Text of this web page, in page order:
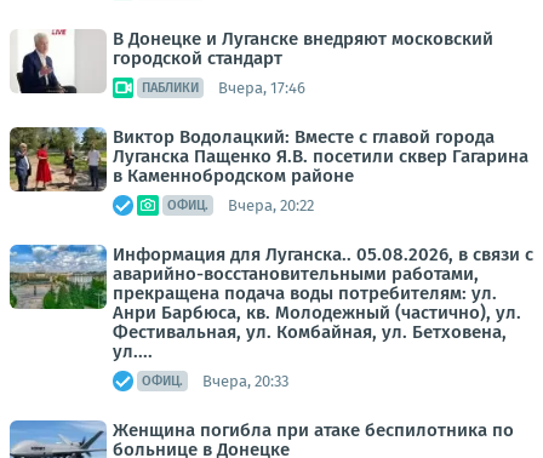
В Донецке и Луганске внедряют московский
городской стандарт
ПАБЛИКИ Вчера, 17:46
Виктор Водолацкий: Вместе с главой города
Луганска Пащенко Я.В. посетили сквер Гагарина
в Каменнобродском районе
ОФИЦ. Вчера, 20:22
Информация для Луганска.. 05.08.2026, в связи с
аварийно-восстановительными работами,
прекращена подача воды потребителям: ул.
Анри Барбюса, кв. Молодежный (частично), ул.
Фестивальная, ул. Комбайная, ул. Бетховена,
ул....
ОФИЦ. Вчера, 20:33
Женщина погибла при атаке беспилотника по
больнице в Донецке